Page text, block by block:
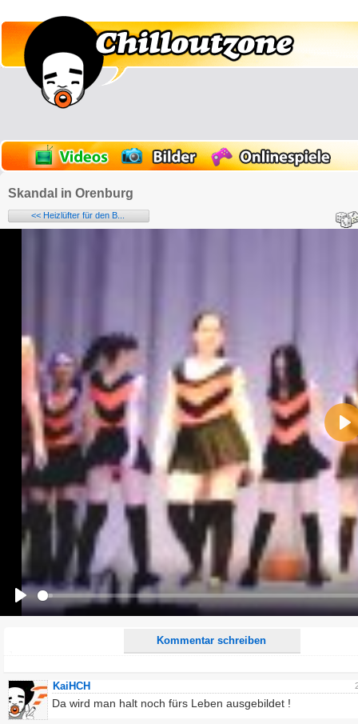
Skandal in Orenburg
<< Heizlüfter für den B...
Play
Kommentar schreiben
Name:
E-Mail-Adresse (optional):
Kommentar:
Alle HTML-Tags außer <br>, <strike> und <i> werden aus Deinem Kommentar entfernt.
URLs werden automatisch umgewandelt. Bitte verwende "www." oder "http://" in URLs
Ich möchte eine E-Mail, wenn zu meinem Kommentar Antworten erscheinen.
Ich möchte eine E-Mail, wenn auf dieser Seite weitere Kommentare erscheinen.
KaiHCH
Da wird man halt noch fürs Leben ausgebildet !